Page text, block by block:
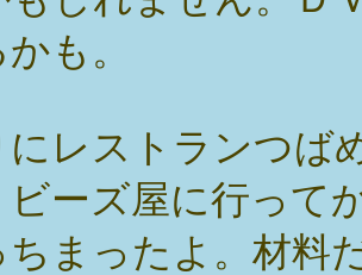
も。
にレストランつば
ビーズ屋に行って
ちまったよ。材料